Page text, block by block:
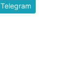
Telegram